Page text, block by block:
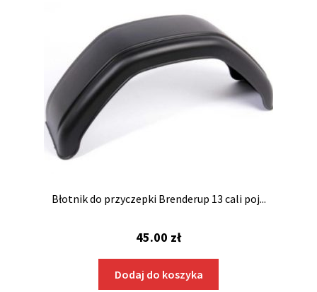
Błotnik do przyczepki Brenderup 13 cali poj...
45.00 zł
Dodaj do koszyka